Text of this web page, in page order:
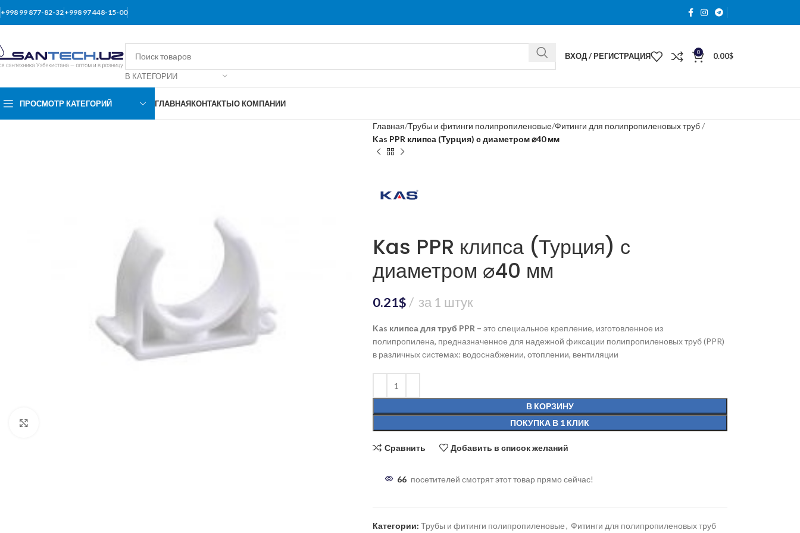
+998 99 877-82-32+998 97 448-15-00
В КАТЕГОРИИ
ВХОД / РЕГИСТРАЦИЯ 0 0.00$
ПРОСМОТР КАТЕГОРИЙ ГЛАВНАЯКОНТАКТЫО КОМПАНИИ
Главная Трубы и фитинги полипропиленовые Фитинги для полипропиленовых труб
Kas PPR клипса (Турция) с диаметром ⌀40 мм
Kas PPR клипса (Турция) с
диаметром ⌀40 мм
0.21$ за 1 штук
Kas клипса для труб PPR – это специальное крепление, изготовленное из
полипропилена, предназначенное для надежной фиксации полипропиленовых труб (PPR)
в различных системах: водоснабжении, отоплении, вентиляции
В КОРЗИНУ
ПОКУПКА В 1 КЛИК
Сравнить Добавить в список желаний
66 посетителей смотрят этот товар прямо сейчас!
Категории: Трубы и фитинги полипропиленовые, Фитинги для полипропиленовых труб